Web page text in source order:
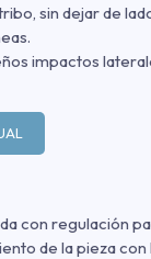
sin dejar de
impactos
con regulación
de la pieza con